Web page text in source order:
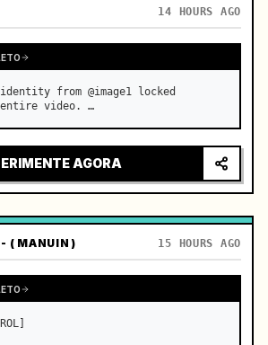
14 HOURS AGO
from @image1 locked
video. …
AGORA
( MANUIN ) 15 HOURS AGO